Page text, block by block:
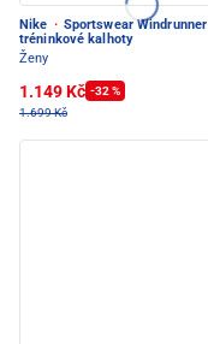
Nike · Sportswear Windrunner
tréninkové kalhoty
Ženy
1.149 Kč -32 %
1.699 Kč